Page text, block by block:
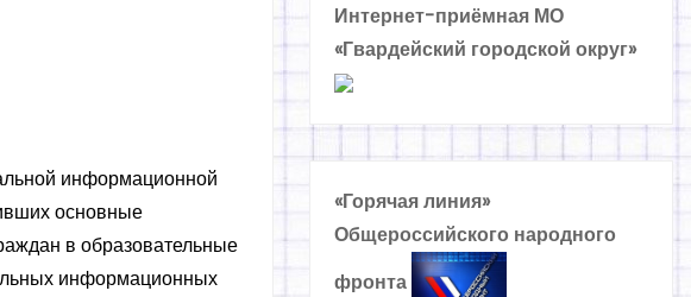
информационной
основные
в образовательные
информационных
Интернет-приёмная МО
«Гвардейский городской округ»
«Горячая линия»
Общероссийского народного
фронта